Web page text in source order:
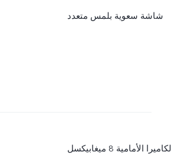
شاشة سعوية بلمس متعدد
الكاميرا الأمامية 8 ميغابيكسل